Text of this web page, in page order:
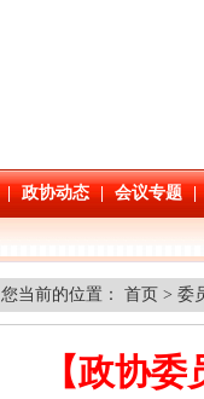
您当前的位置： 首页 > 委
【政协